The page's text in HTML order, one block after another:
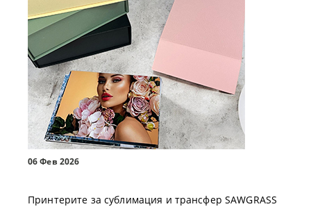
06 Фев 2026
Принтерите за сублимация и трансфер SAWGRASS